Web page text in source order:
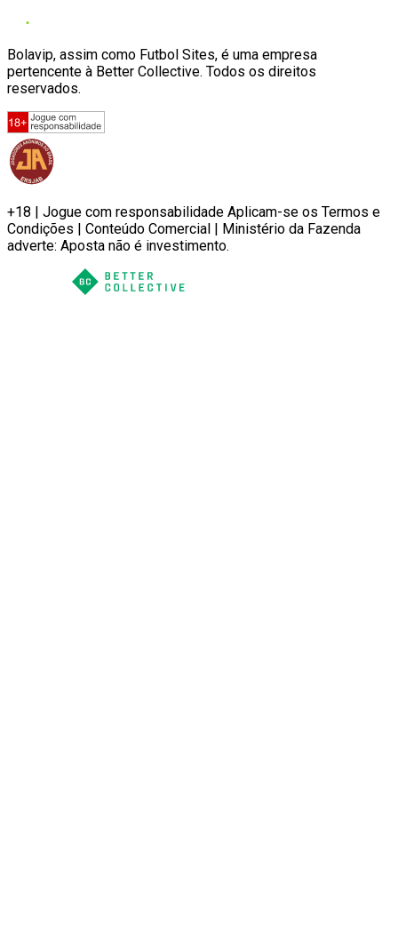
Bolavip, assim como Futbol Sites, é uma empresa
pertencente à Better Collective. Todos os direitos
reservados.
+18 | Jogue com responsabilidade Aplicam-se os Termos e
Condições | Conteúdo Comercial | Ministério da Fazenda
adverte: Aposta não é investimento.